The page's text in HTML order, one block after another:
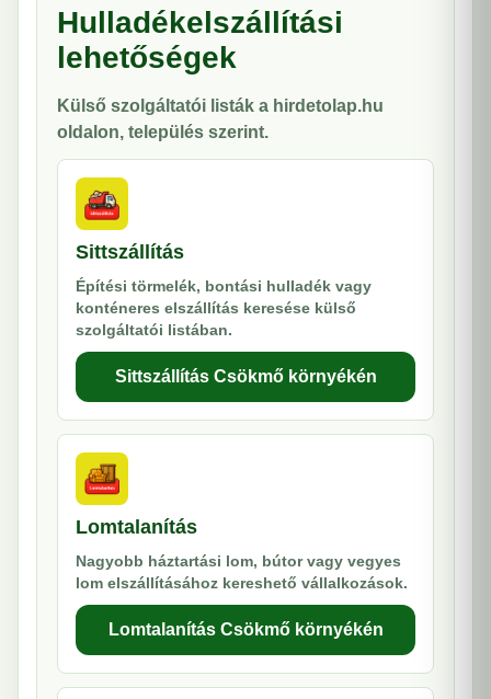
Hulladékelszállítási
lehetőségek
Külső szolgáltatói listák a hirdetolap.hu
oldalon, település szerint.
Sittszállítás
Építési törmelék, bontási hulladék vagy
konténeres elszállítás keresése külső
szolgáltatói listában.
Sittszállítás Csökmő környékén
Lomtalanítás
Nagyobb háztartási lom, bútor vagy vegyes
lom elszállításához kereshető vállalkozások.
Lomtalanítás Csökmő környékén